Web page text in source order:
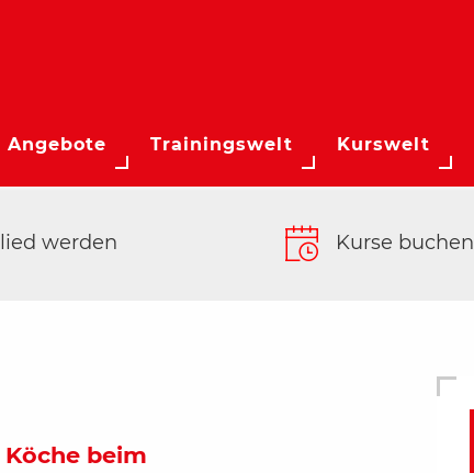
Angebote Trainingswelt Kurswelt
werden Kurse buchen
beim